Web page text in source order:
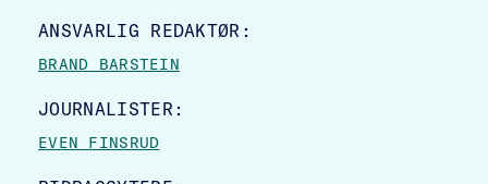
SITE FOOTER
ANSVARLIG REDAKTØR:
BRAND BARSTEIN
JOURNALISTER:
EVEN FINSRUD